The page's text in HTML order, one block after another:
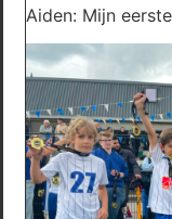
Aiden: Mijn